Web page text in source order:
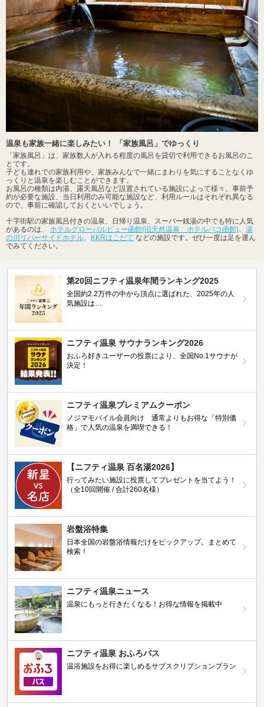
温泉も家族一緒に楽しみたい！ 「家族風呂」でゆっくり
「家族風呂」は、家族数人が入れる程度の風呂を貸切で利用できるお風呂のこ
とです。
子ども連れでの家族利用や、家族みんなで一緒にまわりを気にすることなくゆ
っくりと温泉を楽しむことができます。
お風呂の種類は内湯、露天風呂など設置されている施設によって様々。事前予
約が必要な施設、当日利用のみ可能な施設など、利用ルールはそれぞれ異なる
ので、事前に確認しておくといいでしょう。
十字街駅の家族風呂付きの温泉、日帰り温泉、スーパー銭湯の中でも特に人気
があるのは、 ホテルグローバルビュー函館(旧天然温泉 ホテルパコ函館)、 湯
の川リバーサイドホテル、 KKRはこだて などの施設です。ぜひ一度は足を運ん
でみてください。
第20回ニフティ温泉年間ランキング2025
全国約2.2万件の中から頂点に選ばれた、2025年の人
気施設は…
ニフティ温泉 サウナランキング2026
おふろ好きユーザーの投票により、全国No.1サウナが
決定！
ニフティ温泉プレミアムクーポン
ノジマモバイル会員向け 通常よりもお得な「特別価
格」で人気の温泉を満喫できる！
【ニフティ温泉 百名湯2026】
行ってみたい施設に投票してプレゼントを当てよう！
（全10回開催 / 合計260名様）
岩盤浴特集
日本全国の岩盤浴情報だけをピックアップ。まとめて
検索！
ニフティ温泉ニュース
温泉にもっと行きたくなる！お得な情報を掲載中
ニフティ温泉 おふろパス
温浴施設をお得に楽しめるサブスクリプションプラン